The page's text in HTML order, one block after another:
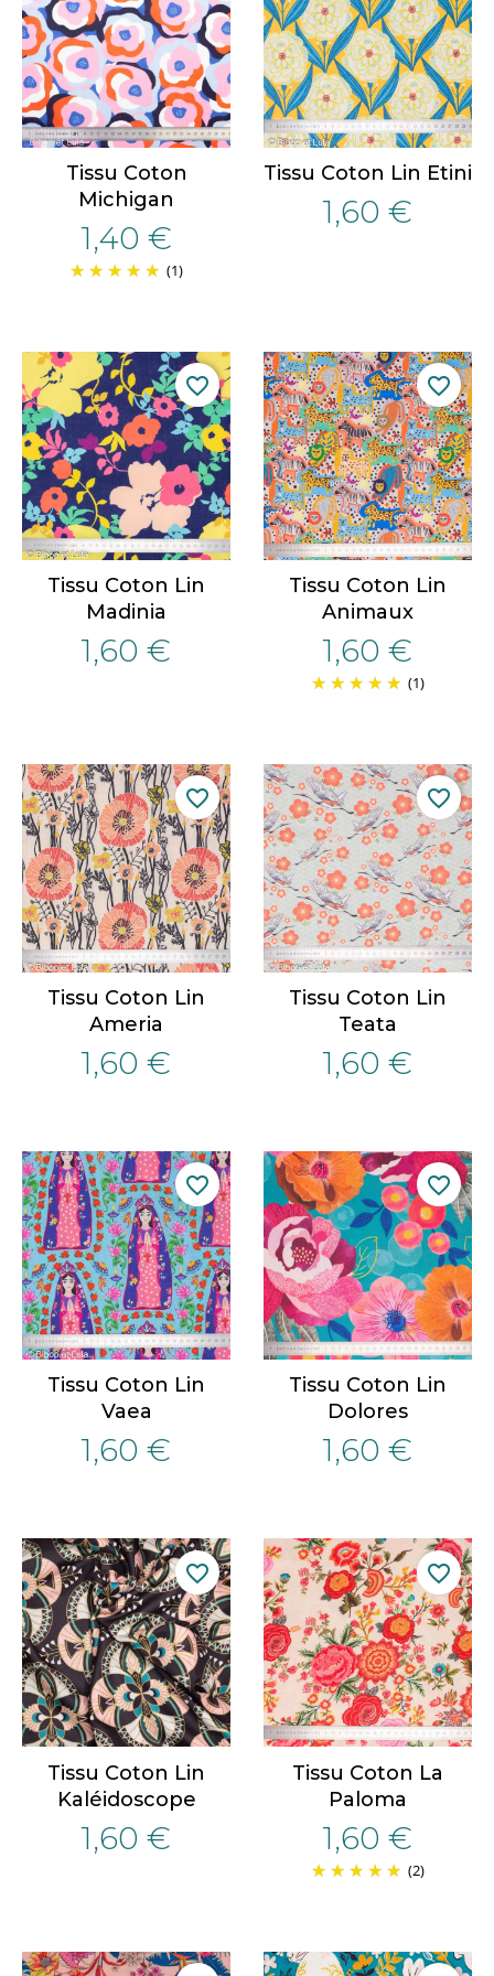
Tissu Coton
Michigan
1,40 €
(1)
Tissu Coton Lin Etini
1,60 €
Tissu Coton Lin
Madinia
1,60 €
favorite_border
Tissu Coton Lin
Animaux
1,60 €
(1)
favorite_border
Tissu Coton Lin
Ameria
1,60 €
favorite_border
Tissu Coton Lin
Teata
1,60 €
favorite_border
Tissu Coton Lin
Vaea
1,60 €
favorite_border
Tissu Coton Lin
Dolores
1,60 €
favorite_border
Tissu Coton Lin
Kaléidoscope
1,60 €
favorite_border
Tissu Coton La
Paloma
1,60 €
(2)
favorite_border